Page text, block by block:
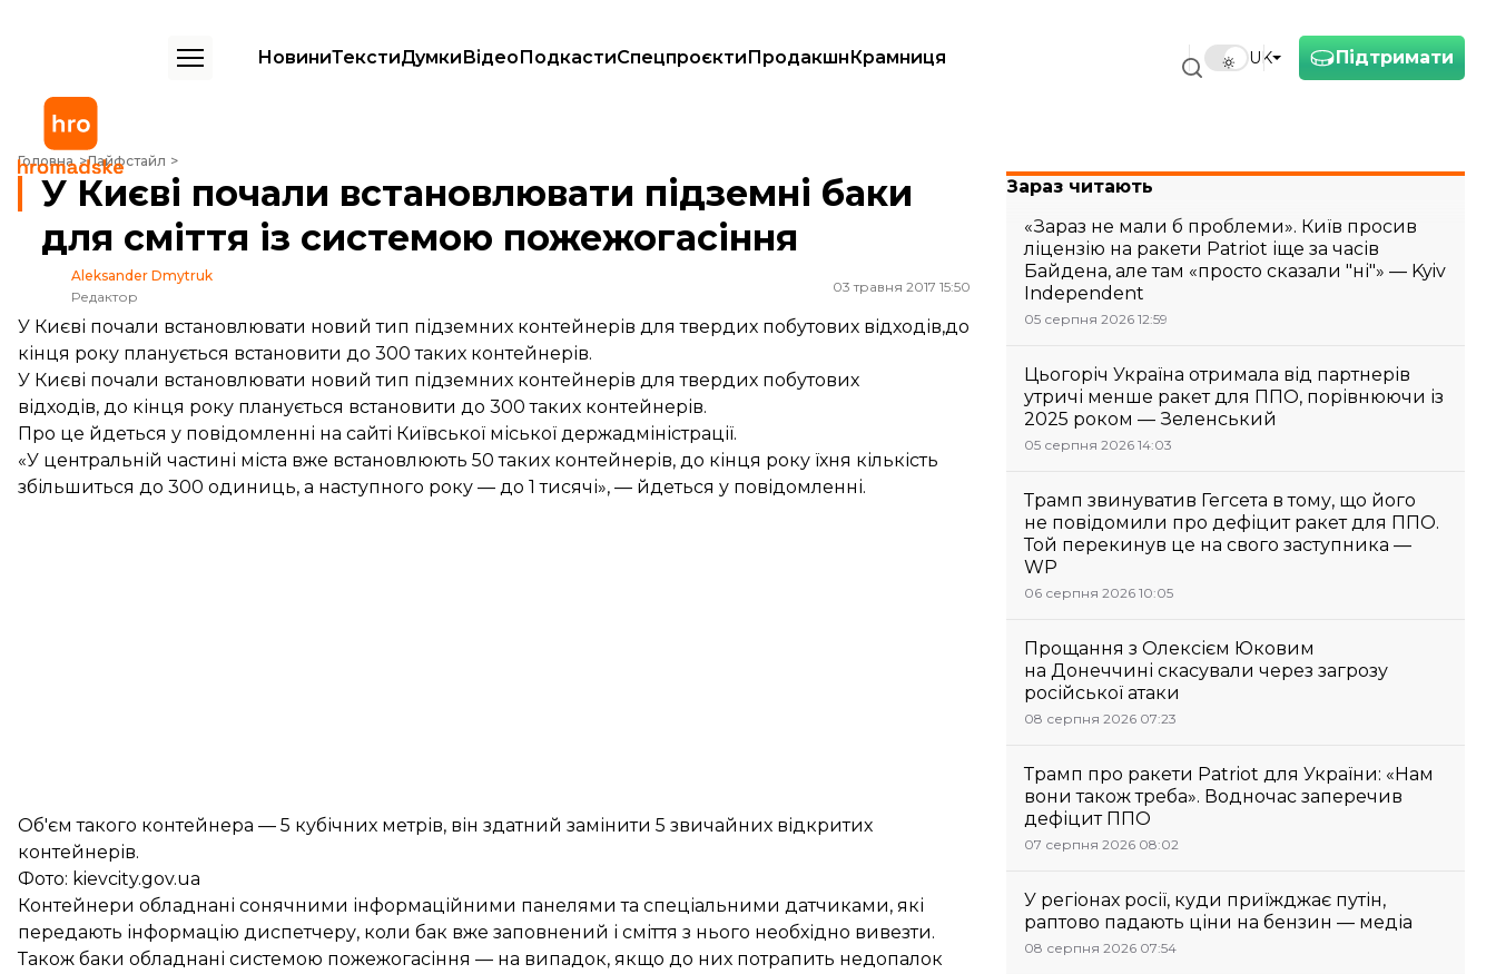
Підтримати
UK
НовиниТекстиДумкиВідеоПодкастиСпецпроєктиПродакшнКрамниця
Головна Лайфстайл
У Києві почали встановлювати підземні баки для сміття із системою пожежогасіння
У Києві почали встановлювати підземні баки
для сміття із системою пожежогасіння
Aleksander Dmytruk
Редактор
03 травня 2017 15:50
У Києві почали встановлювати новий тип підземних контейнерів для твердих побутових відходів,до
кінця року планується встановити до 300 таких контейнерів.
У Києві почали встановлювати новий тип підземних контейнерів для твердих побутових
відходів, до кінця року планується встановити до 300 таких контейнерів.
Про це йдеться у повідомленні на сайті Київської міської держадміністрації.
«У центральній частині міста вже встановлюють 50 таких контейнерів, до кінця року їхня кількість
збільшиться до 300 одиниць, а наступного року — до 1 тисячі», — йдеться у повідомленні.
Об'єм такого контейнера — 5 кубічних метрів, він здатний замінити 5 звичайних відкритих
контейнерів.
Фото: kievcity.gov.ua
Контейнери обладнані сонячними інформаційними панелями та спеціальними датчиками, які
передають інформацію диспетчеру, коли бак вже заповнений і сміття з нього необхідно вивезти.
Також баки обладнані системою пожежогасіння — на випадок, якщо до них потрапить недопалок
Зараз читають
«Зараз не мали б проблеми». Київ просив
ліцензію на ракети Patriot іще за часів
Байдена, але там «просто сказали "ні"» — Kyiv
Independent
05 серпня 2026 12:59
Цьогоріч Україна отримала від партнерів
утричі менше ракет для ППО, порівнюючи із
2025 роком — Зеленський
05 серпня 2026 14:03
Трамп звинуватив Гегсета в тому, що його
не повідомили про дефіцит ракет для ППО.
Той перекинув це на свого заступника —
WP
06 серпня 2026 10:05
Прощання з Олексієм Юковим
на Донеччині скасували через загрозу
російської атаки
08 серпня 2026 07:23
Трамп про ракети Patriot для України: «Нам
вони також треба». Водночас заперечив
дефіцит ППО
07 серпня 2026 08:02
У регіонах росії, куди приїжджає путін,
раптово падають ціни на бензин — медіа
08 серпня 2026 07:54